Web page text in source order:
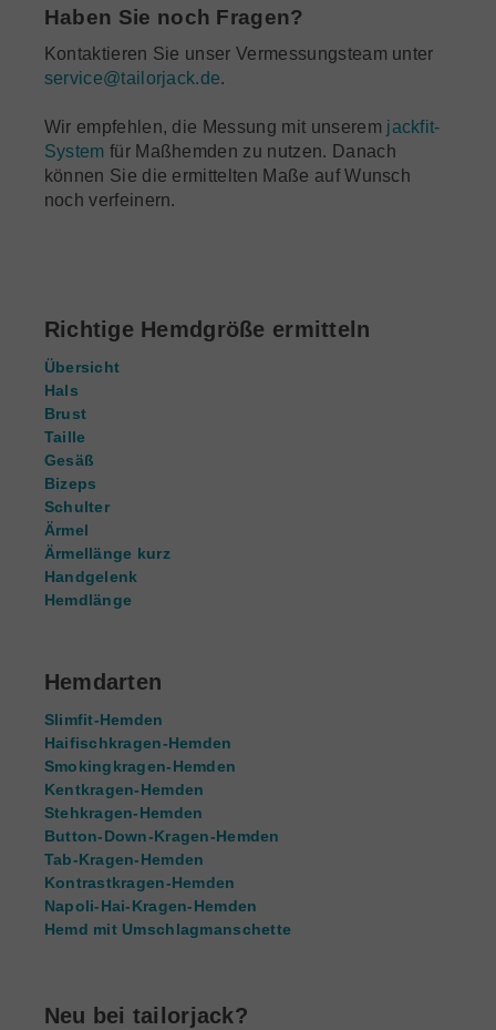
Haben Sie noch Fragen?
Kontaktieren Sie unser Vermessungsteam unter
service@tailorjack.de.
Wir empfehlen, die Messung mit unserem jackfit-
System für Maßhemden zu nutzen. Danach
können Sie die ermittelten Maße auf Wunsch
noch verfeinern.
Richtige Hemdgröße ermitteln
Übersicht
Hals
Brust
Taille
Gesäß
Bizeps
Schulter
Ärmel
Ärmellänge kurz
Handgelenk
Hemdlänge
Hemdarten
Slimfit-Hemden
Haifischkragen-Hemden
Smokingkragen-Hemden
Kentkragen-Hemden
Stehkragen-Hemden
Button-Down-Kragen-Hemden
Tab-Kragen-Hemden
Kontrastkragen-Hemden
Napoli-Hai-Kragen-Hemden
Hemd mit Umschlagmanschette
Neu bei tailorjack?